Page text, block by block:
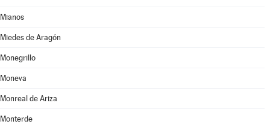
Mianos
Miedes de Aragón
Monegrillo
Moneva
Monreal de Ariza
Monterde